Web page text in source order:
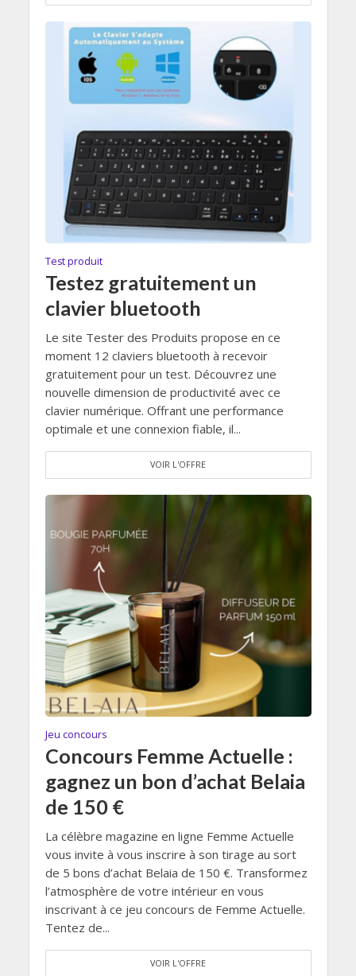
Test produit
Testez gratuitement un
clavier bluetooth
Le site Tester des Produits propose en ce
moment 12 claviers bluetooth à recevoir
gratuitement pour un test. Découvrez une
nouvelle dimension de productivité avec ce
clavier numérique. Offrant une performance
optimale et une connexion fiable, il...
VOIR L'OFFRE
Jeu concours
Concours Femme Actuelle :
gagnez un bon d’achat Belaia
de 150 €
La célèbre magazine en ligne Femme Actuelle
vous invite à vous inscrire à son tirage au sort
de 5 bons d’achat Belaia de 150 €. Transformez
l’atmosphère de votre intérieur en vous
inscrivant à ce jeu concours de Femme Actuelle.
Tentez de...
VOIR L'OFFRE